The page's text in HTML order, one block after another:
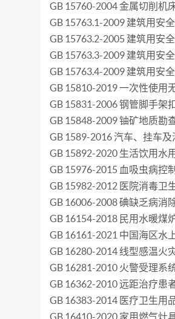
GB 15760-2004 金属切削机
GB 15763.1-2009 建筑用安
GB 15763.2-2005 建筑用安
GB 15763.3-2009 建筑用安
GB 15763.4-2009 建筑用安
GB 15810-2019 一次性使用
GB 15831-2006 钢管脚手架
GB 15848-2009 铀矿地质勘
GB 1589-2016 汽车、挂车
GB 15892-2020 生活饮用水
GB 15976-2015 血吸虫病控
GB 15982-2012 医院消毒卫
GB 16006-2008 碘缺乏病消
GB 16154-2018 民用水暖煤
GB 16161-2021 中国海区水
GB 16280-2014 线型感温火
GB 16281-2010 火警受理系
GB 16362-2010 远距治疗患
GB 16383-2014 医疗卫生用
GB 16410-2020 家用燃气灶